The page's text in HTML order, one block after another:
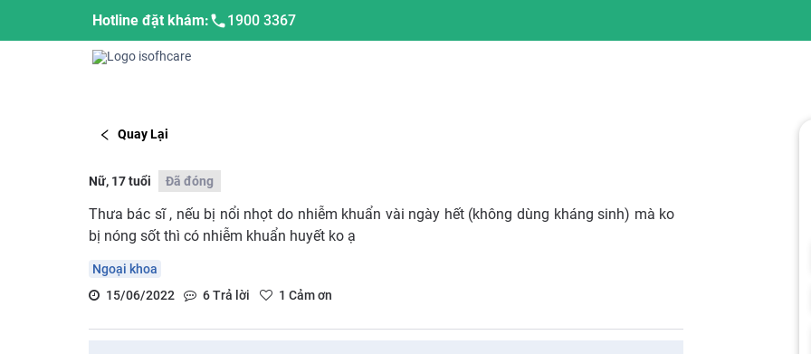
Hotline đặt khám: 1900 3367
Quay Lại
Nữ, 17 tuổi Đã đóng
Thưa bác sĩ , nếu bị nổi nhọt do nhiễm khuẩn vài ngày hết (không dùng kháng sinh) mà ko
bị nóng sốt thì có nhiễm khuẩn huyết ko ạ
Ngoại khoa
15/06/2022
6Trả lời 1 Cảm ơn